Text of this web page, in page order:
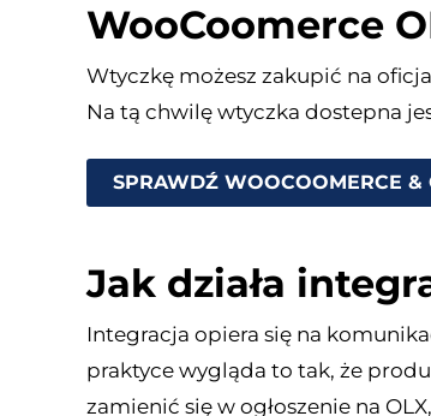
WooCoomerce
Wtyczkę możesz zakupić na
Na tą chwilę wtyczka dostepna
SPRAWDŹ WOOCOOMERCE &
Jak działa
Integracja opiera się na
praktyce wygląda to tak, że
zamienić się w ogłoszenie na